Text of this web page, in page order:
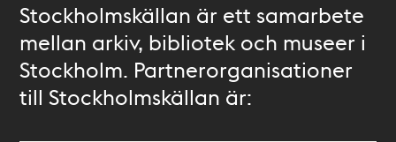
Stockholmskällan är ett samarbete
mellan arkiv, bibliotek och museer i
Stockholm. Partnerorganisationer
till Stockholmskällan är: